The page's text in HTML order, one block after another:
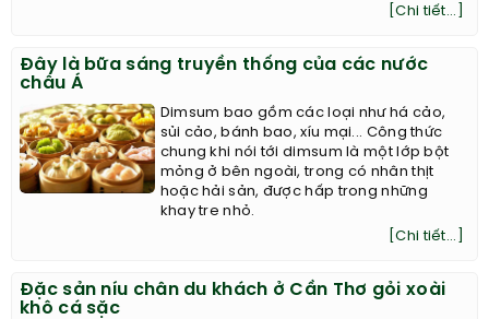
[Chi tiết...]
Đây là bữa sáng truyền thống của các nước
châu Á
Dimsum bao gồm các loại như há cảo,
sủi cảo, bánh bao, xíu mại... Công thức
chung khi nói tới dimsum là một lớp bột
mỏng ở bên ngoài, trong có nhân thịt
hoặc hải sản, được hấp trong những
khay tre nhỏ.
[Chi tiết...]
Đặc sản níu chân du khách ở Cần Thơ gỏi xoài
khô cá sặc